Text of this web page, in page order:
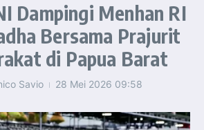
Dampingi Menhan RI
Bersama Prajurit
di Papua Barat
Savio 28 Mei 2026 09:58